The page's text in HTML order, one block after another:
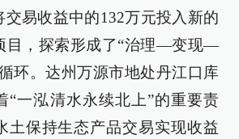
交易收益中的132万元投入新的
目，探索形成了“治理—变现—
环。达州万源市地处丹江口库
“一泓清水永续北上”的重要责
土保持生态产品交易实现收益